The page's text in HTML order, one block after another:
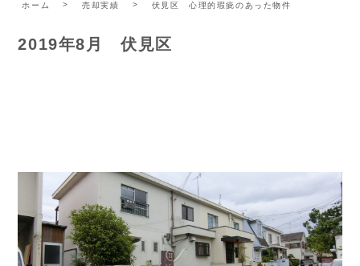
ホーム 売却実績 伏見区 心理的瑕疵のあった物件
2019年8月 伏見区